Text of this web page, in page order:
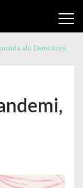
ala Demokrasi